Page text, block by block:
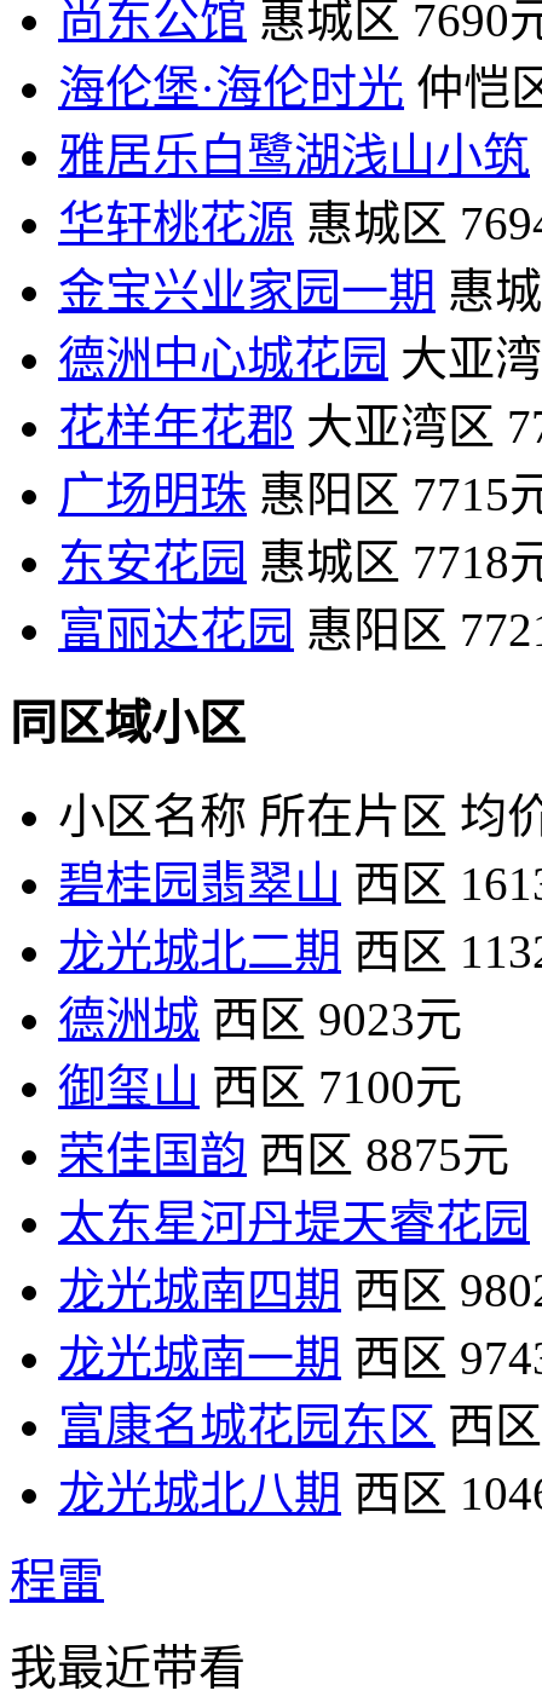
尚东公馆 惠城区 7690
海伦堡·海伦时光 仲恺
雅居乐白鹭湖浅山小筑
华轩桃花源 惠城区
金宝兴业家园一期 惠
德洲中心城花园 大亚
花样年花郡 大亚湾区
广场明珠 惠阳区 7715
东安花园 惠城区 7718
富丽达花园 惠阳区
同区域小区
小区名称 所在片区 均
碧桂园翡翠山 西区
龙光城北二期 西区
德洲城 西区 9023元
御玺山 西区 7100元
荣佳国韵 西区 8875元
太东星河丹堤天睿花园
龙光城南四期 西区
龙光城南一期 西区
富康名城花园东区 西区
龙光城北八期 西区
程雷
我最近带看